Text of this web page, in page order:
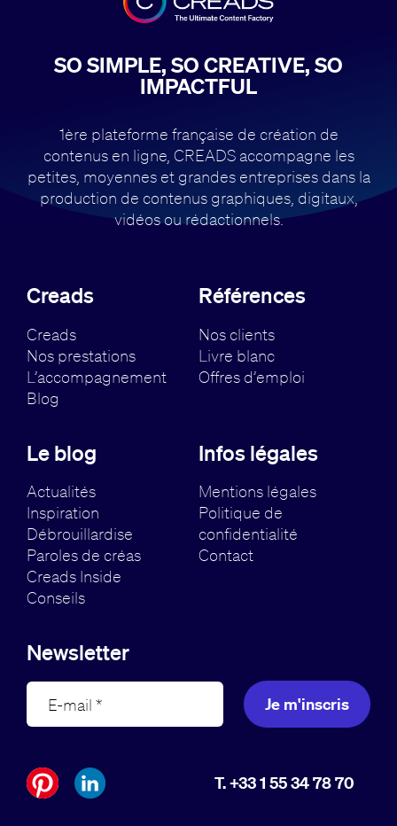
SO SIMPLE, SO CREATIVE, SO
IMPACTFUL
1ère plateforme française de création de
contenus en ligne, CREADS accompagne les
petites, moyennes et grandes entreprises dans la
production de contenus graphiques, digitaux,
vidéos ou rédactionnels.
Creads
Creads
Nos prestations
L’accompagnement
Blog
Références
Nos clients
Livre blanc
Offres d’emploi
Le blog
Actualités
Inspiration
Débrouillardise
Paroles de créas
Creads Inside
Conseils
Infos légales
Mentions légales
Politique de
confidentialité
Contact
Newsletter
Je m'inscris
T. +33 1 55 34 78 70